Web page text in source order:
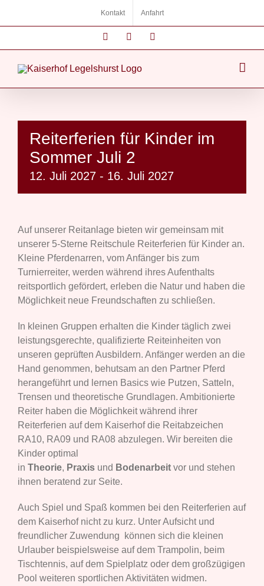
Kontakt Anfahrt
InstagramFacebook
Reiterferien für Kinder im
Sommer Juli 2
12. Juli 2027 - 16. Juli 2027
Auf unserer Reitanlage bieten wir gemeinsam mit
unserer 5-Sterne Reitschule Reiterferien für Kinder an.
Kleine Pferdenarren, vom Anfänger bis zum
Turnierreiter, werden während ihres Aufenthalts
reitsportlich gefördert, erleben die Natur und haben die
Möglichkeit neue Freundschaften zu schließen.
In kleinen Gruppen erhalten die Kinder täglich zwei
leistungsgerechte, qualifizierte Reiteinheiten von
unseren geprüften Ausbildern. Anfänger werden an die
Hand genommen, behutsam an den Partner Pferd
herangeführt und lernen Basics wie Putzen, Satteln,
Trensen und theoretische Grundlagen. Ambitionierte
Reiter haben die Möglichkeit während ihrer
Reiterferien auf dem Kaiserhof die Reitabzeichen
RA10, RA09 und RA08 abzulegen. Wir bereiten die
Kinder optimal
in Theorie, Praxis und Bodenarbeit vor und stehen
ihnen beratend zur Seite.
Auch Spiel und Spaß kommen bei den Reiterferien auf
dem Kaiserhof nicht zu kurz. Unter Aufsicht und
freundlicher Zuwendung können sich die kleinen
Urlauber beispielsweise auf dem Trampolin, beim
Tischtennis, auf dem Spielplatz oder dem großzügigen
Pool weiteren sportlichen Aktivitäten widmen.